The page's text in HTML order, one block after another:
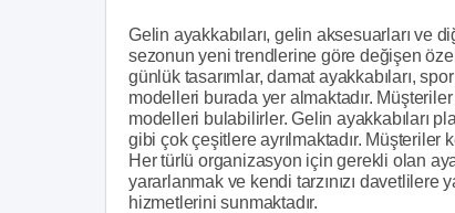
Gelin ayakkabıları, gelin aksesuarları ve
sezonun yeni trendlerine göre değişen
günlük tasarımlar, damat ayakkabıları,
modelleri burada yer almaktadır.
modelleri bulabilirler. Gelin ayakkabıları
gibi çok çeşitlere ayrılmaktadır. Müşteriler
Her türlü organizasyon için gerekli olan
yararlanmak ve kendi tarzınızı
hizmetlerini sunmaktadır.